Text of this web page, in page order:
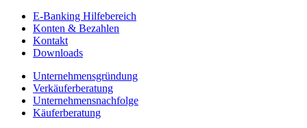
E-Banking Hilfebereich
Konten & Bezahlen
Kontakt
Downloads
Unternehmensgründung
Verkäuferberatung
Unternehmensnachfolge
Käuferberatung